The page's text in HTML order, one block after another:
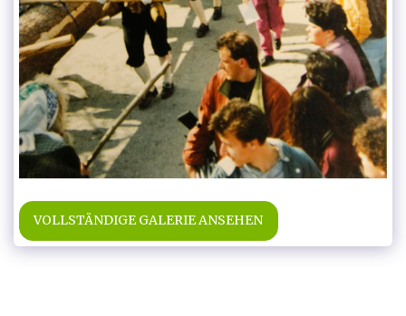
VOLLSTÄNDIGE GALERIE ANSEHEN